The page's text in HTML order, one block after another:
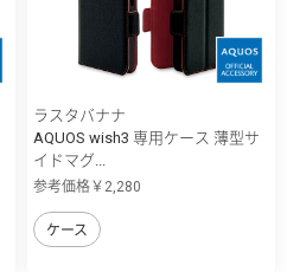
ラスタバナナ
AQUOS wish3 専用ケース 薄型サ
イドマグ...
参考価格￥2,280
ケース